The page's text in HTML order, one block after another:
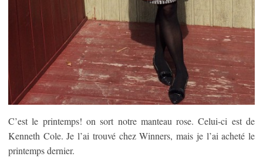
C’est le printemps! on sort notre manteau rose. Celui-ci est de
Kenneth Cole. Je l’ai trouvé chez Winners, mais je l’ai acheté le
printemps dernier.